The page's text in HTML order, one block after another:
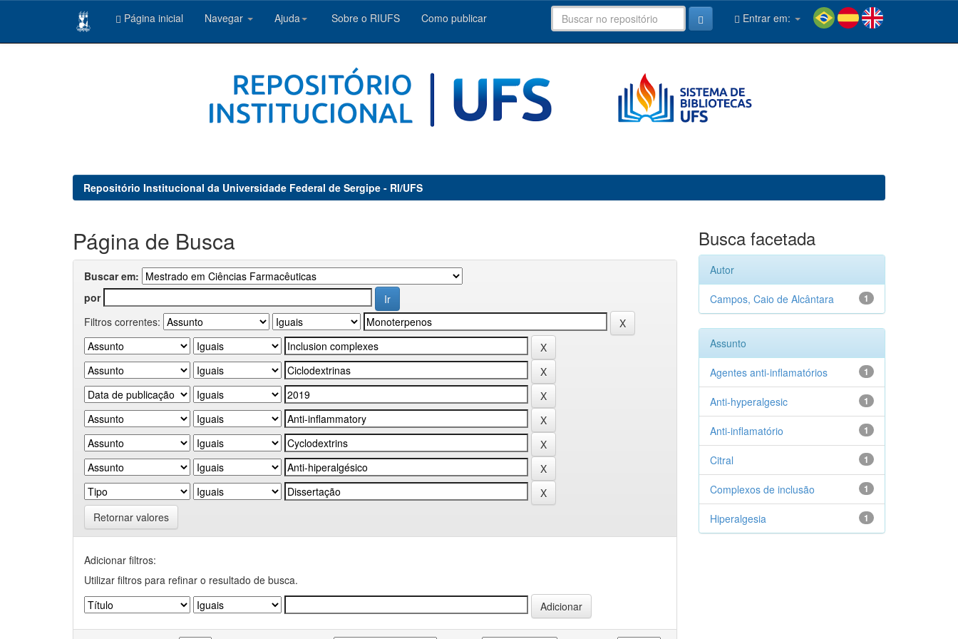
Página inicial Navegar Ajuda Sobre o RIUFS Como publicar Entrar em:
Repositório Institucional da Universidade Federal de Sergipe - RI/UFS
Página de Busca
Buscar em:
por
Filtros correntes:
Retornar valores
Adicionar filtros:
Utilizar filtros para refinar o resultado de busca.
Busca facetada
Autor
1
Campos, Caio de Alcântara
Assunto
1
Agentes anti-inflamatórios
1
Anti-hyperalgesic
1
Anti-inflamatório
1
Citral
1
Complexos de inclusão
1
Hiperalgesia